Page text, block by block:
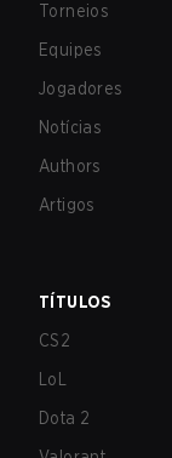
Torneios
Equipes
Jogadores
Notícias
Authors
Artigos
TÍTULOS
CS2
LoL
Dota 2